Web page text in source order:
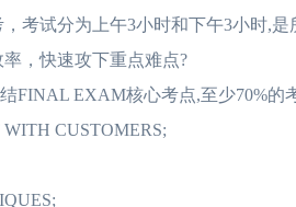
考试分为上午3小时和下午3小时,是
，快速攻下重点难点?
EXAM核心考点,至少70%的
CUSTOMERS;